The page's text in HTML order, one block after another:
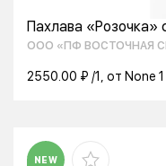
Пахлава «Розочка»
ООО «ПФ ВОСТОЧНАЯ
2550.00 ₽ /1, от None 1
NEW